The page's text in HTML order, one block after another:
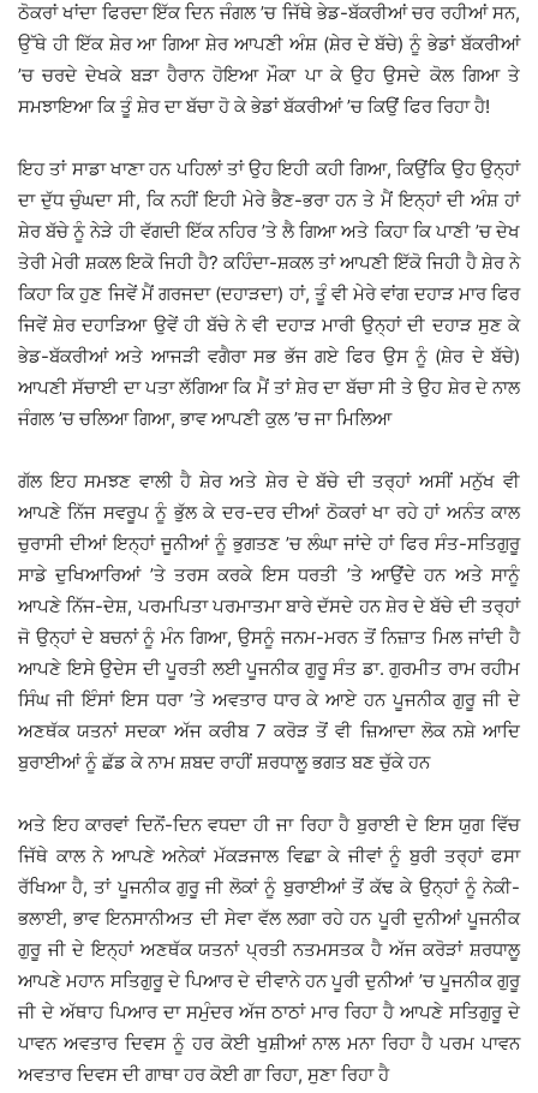
ਠੋਕਰਾਂ ਖਾਂਦਾ ਫਿਰਦਾ ਇੱਕ ਦਿਨ ਜੰਗਲ ’ਚ ਜਿੱਥੇ ਭੇਡ-ਬੱਕਰੀਆਂ ਚਰ ਰਹੀਆਂ ਸਨ,
ਉੱਥੇ ਹੀ ਇੱਕ ਸ਼ੇਰ ਆ ਗਿਆ ਸ਼ੇਰ ਆਪਣੀ ਅੰਸ਼ (ਸ਼ੇਰ ਦੇ ਬੱਚੇ) ਨੂੰ ਭੇਡਾਂ ਬੱਕਰੀਆਂ
’ਚ ਚਰਦੇ ਦੇਖਕੇ ਬੜਾ ਹੈਰਾਨ ਹੋਇਆ ਮੌਕਾ ਪਾ ਕੇ ਉਹ ਉਸਦੇ ਕੋਲ ਗਿਆ ਤੇ
ਸਮਝਾਇਆ ਕਿ ਤੂੰ ਸ਼ੇਰ ਦਾ ਬੱਚਾ ਹੋ ਕੇ ਭੇਡਾਂ ਬੱਕਰੀਆਂ ’ਚ ਕਿਉਂ ਫਿਰ ਰਿਹਾ ਹੈ!
ਇਹ ਤਾਂ ਸਾਡਾ ਖਾਣਾ ਹਨ ਪਹਿਲਾਂ ਤਾਂ ਉਹ ਇਹੀ ਕਹੀ ਗਿਆ, ਕਿਉਂਕਿ ਉਹ ਉਨ੍ਹਾਂ
ਦਾ ਦੁੱਧ ਚੁੰਘਦਾ ਸੀ, ਕਿ ਨਹੀਂ ਇਹੀ ਮੇਰੇ ਭੈਣ-ਭਰਾ ਹਨ ਤੇ ਮੈਂ ਇਨ੍ਹਾਂ ਦੀ ਅੰਸ਼ ਹਾਂ
ਸ਼ੇਰ ਬੱਚੇ ਨੂੰ ਨੇੜੇ ਹੀ ਵੱਗਦੀ ਇੱਕ ਨਹਿਰ ’ਤੇ ਲੈ ਗਿਆ ਅਤੇ ਕਿਹਾ ਕਿ ਪਾਣੀ ’ਚ ਦੇਖ
ਤੇਰੀ ਮੇਰੀ ਸ਼ਕਲ ਇਕੋ ਜਿਹੀ ਹੈ? ਕਹਿੰਦਾ-ਸ਼ਕਲ ਤਾਂ ਆਪਣੀ ਇੱਕੋ ਜਿਹੀ ਹੈ ਸ਼ੇਰ ਨੇ
ਕਿਹਾ ਕਿ ਹੁਣ ਜਿਵੇਂ ਮੈਂ ਗਰਜਦਾ (ਦਹਾੜਦਾ) ਹਾਂ, ਤੂੰ ਵੀ ਮੇਰੇ ਵਾਂਗ ਦਹਾੜ ਮਾਰ ਫਿਰ
ਜਿਵੇਂ ਸ਼ੇਰ ਦਹਾੜਿਆ ਉਵੇਂ ਹੀ ਬੱਚੇ ਨੇ ਵੀ ਦਹਾੜ ਮਾਰੀ ਉਨ੍ਹਾਂ ਦੀ ਦਹਾੜ ਸੁਣ ਕੇ
ਭੇਡ-ਬੱਕਰੀਆਂ ਅਤੇ ਆਜੜੀ ਵਗੈਰਾ ਸਭ ਭੱਜ ਗਏ ਫਿਰ ਉਸ ਨੂੰ (ਸ਼ੇਰ ਦੇ ਬੱਚੇ)
ਆਪਣੀ ਸੱਚਾਈ ਦਾ ਪਤਾ ਲੱਗਿਆ ਕਿ ਮੈਂ ਤਾਂ ਸ਼ੇਰ ਦਾ ਬੱਚਾ ਸੀ ਤੇ ਉਹ ਸ਼ੇਰ ਦੇ ਨਾਲ
ਜੰਗਲ ’ਚ ਚਲਿਆ ਗਿਆ, ਭਾਵ ਆਪਣੀ ਕੁਲ ’ਚ ਜਾ ਮਿਲਿਆ
ਗੱਲ ਇਹ ਸਮਝਣ ਵਾਲੀ ਹੈ ਸ਼ੇਰ ਅਤੇ ਸ਼ੇਰ ਦੇ ਬੱਚੇ ਦੀ ਤਰ੍ਹਾਂ ਅਸੀਂ ਮਨੁੱਖ ਵੀ
ਆਪਣੇ ਨਿੱਜ ਸਵਰੂਪ ਨੂੰ ਭੁੱਲ ਕੇ ਦਰ-ਦਰ ਦੀਆਂ ਠੋਕਰਾਂ ਖਾ ਰਹੇ ਹਾਂ ਅਨੰਤ ਕਾਲ
ਚੁਰਾਸੀ ਦੀਆਂ ਇਨ੍ਹਾਂ ਜੂਨੀਆਂ ਨੂੰ ਭੁਗਤਣ ’ਚ ਲੰਘਾ ਜਾਂਦੇ ਹਾਂ ਫਿਰ ਸੰਤ-ਸਤਿਗੁਰੂ
ਸਾਡੇ ਦੁਖਿਆਰਿਆਂ ’ਤੇ ਤਰਸ ਕਰਕੇ ਇਸ ਧਰਤੀ ’ਤੇ ਆਉਂਦੇ ਹਨ ਅਤੇ ਸਾਨੂੰ
ਆਪਣੇ ਨਿੱਜ-ਦੇਸ਼, ਪਰਮਪਿਤਾ ਪਰਮਾਤਮਾ ਬਾਰੇ ਦੱਸਦੇ ਹਨ ਸ਼ੇਰ ਦੇ ਬੱਚੇ ਦੀ ਤਰ੍ਹਾਂ
ਜੋ ਉਨ੍ਹਾਂ ਦੇ ਬਚਨਾਂ ਨੂੰ ਮੰਨ ਗਿਆ, ਉਸਨੂੰ ਜਨਮ-ਮਰਨ ਤੋਂ ਨਿਜ਼ਾਤ ਮਿਲ ਜਾਂਦੀ ਹੈ
ਆਪਣੇ ਇਸੇ ਉਦੇਸ ਦੀ ਪੂਰਤੀ ਲਈ ਪੂਜਨੀਕ ਗੁਰੂ ਸੰਤ ਡਾ. ਗੁਰਮੀਤ ਰਾਮ ਰਹੀਮ
ਸਿੰਘ ਜੀ ਇੰਸਾਂ ਇਸ ਧਰਾ ’ਤੇ ਅਵਤਾਰ ਧਾਰ ਕੇ ਆਏ ਹਨ ਪੂਜਨੀਕ ਗੁਰੂ ਜੀ ਦੇ
ਅਣਥੱਕ ਯਤਨਾਂ ਸਦਕਾ ਅੱਜ ਕਰੀਬ 7 ਕਰੋੜ ਤੋਂ ਵੀ ਜ਼ਿਆਦਾ ਲੋਕ ਨਸ਼ੇ ਆਦਿ
ਬੁਰਾਈਆਂ ਨੂੰ ਛੱਡ ਕੇ ਨਾਮ ਸ਼ਬਦ ਰਾਹੀਂ ਸ਼ਰਧਾਲੂ ਭਗਤ ਬਣ ਚੁੱਕੇ ਹਨ
ਅਤੇ ਇਹ ਕਾਰਵਾਂ ਦਿਨੋਂ-ਦਿਨ ਵਧਦਾ ਹੀ ਜਾ ਰਿਹਾ ਹੈ ਬੁਰਾਈ ਦੇ ਇਸ ਯੁਗ ਵਿੱਚ
ਜਿੱਥੇ ਕਾਲ ਨੇ ਆਪਣੇ ਅਨੇਕਾਂ ਮੱਕੜਜਾਲ ਵਿਛਾ ਕੇ ਜੀਵਾਂ ਨੂੰ ਬੁਰੀ ਤਰ੍ਹਾਂ ਫਸਾ
ਰੱਖਿਆ ਹੈ, ਤਾਂ ਪੂਜਨੀਕ ਗੁਰੂ ਜੀ ਲੋਕਾਂ ਨੂੰ ਬੁਰਾਈਆਂ ਤੋਂ ਕੱਢ ਕੇ ਉਨ੍ਹਾਂ ਨੂੰ ਨੇਕੀ-
ਭਲਾਈ, ਭਾਵ ਇਨਸਾਨੀਅਤ ਦੀ ਸੇਵਾ ਵੱਲ ਲਗਾ ਰਹੇ ਹਨ ਪੂਰੀ ਦੁਨੀਆਂ ਪੂਜਨੀਕ
ਗੁਰੂ ਜੀ ਦੇ ਇਨ੍ਹਾਂ ਅਣਥੱਕ ਯਤਨਾਂ ਪ੍ਰਤੀ ਨਤਮਸਤਕ ਹੈ ਅੱਜ ਕਰੋੜਾਂ ਸ਼ਰਧਾਲੂ
ਆਪਣੇ ਮਹਾਨ ਸਤਿਗੁਰੂ ਦੇ ਪਿਆਰ ਦੇ ਦੀਵਾਨੇ ਹਨ ਪੂਰੀ ਦੁਨੀਆਂ ’ਚ ਪੂਜਨੀਕ ਗੁਰੂ
ਜੀ ਦੇ ਅੱਥਾਹ ਪਿਆਰ ਦਾ ਸਮੁੰਦਰ ਅੱਜ ਠਾਠਾਂ ਮਾਰ ਰਿਹਾ ਹੈ ਆਪਣੇ ਸਤਿਗੁਰੂ ਦੇ
ਪਾਵਨ ਅਵਤਾਰ ਦਿਵਸ ਨੂੰ ਹਰ ਕੋਈ ਖੁਸ਼ੀਆਂ ਨਾਲ ਮਨਾ ਰਿਹਾ ਹੈ ਪਰਮ ਪਾਵਨ
ਅਵਤਾਰ ਦਿਵਸ ਦੀ ਗਾਥਾ ਹਰ ਕੋਈ ਗਾ ਰਿਹਾ, ਸੁਣਾ ਰਿਹਾ ਹੈ